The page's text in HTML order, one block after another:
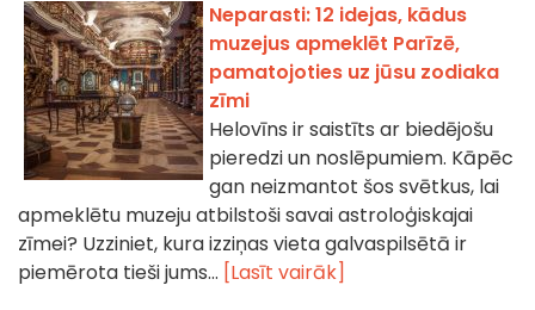
Neparasti: 12 idejas, kādus
muzejus apmeklēt Parīzē,
pamatojoties uz jūsu zodiaka
zīmi
Helovīns ir saistīts ar biedējošu
pieredzi un noslēpumiem. Kāpēc
gan neizmantot šos svētkus, lai
apmeklētu muzeju atbilstoši savai astroloģiskajai
zīmei? Uzziniet, kura izziņas vieta galvaspilsētā ir
piemērota tieši jums... [Lasīt vairāk]